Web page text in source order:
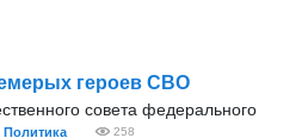
героев СВО
совета федерального
Политика 258